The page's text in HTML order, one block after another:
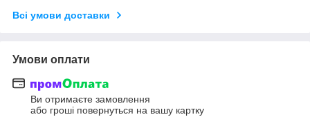
Всі умови доставки
Умови оплати
Ви отримаєте замовлення
або гроші повернуться на вашу картку